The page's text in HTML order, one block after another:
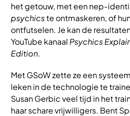
het getouw, met een nep-
psychicste ontmaskeren, of
ontfutselen. Je kan de
YouTube kanaal Psychics
Edition.
Met GSoW zette ze een
leken in de technologie te
Susan Gerbic veel tijd in het
haar schare vrijwilligers. Bent